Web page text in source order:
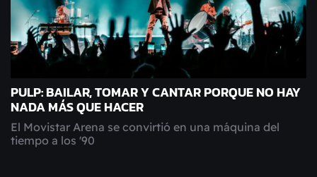
PULP: BAILAR, TOMAR Y CANTAR PORQUE NO HAY
NADA MÁS QUE HACER
El Movistar Arena se convirtió en una máquina del
tiempo a los '90